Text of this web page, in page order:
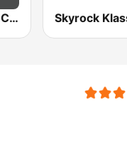
Allzic Radio ROCK FM Skyrock